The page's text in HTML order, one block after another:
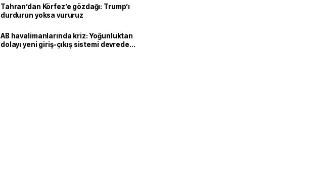
Tahran’dan Körfez’e gözdağı: Trump’ı
durdurun yoksa vururuz
AB havalimanlarında kriz: Yoğunluktan
dolayı yeni giriş-çıkış sistemi devreden